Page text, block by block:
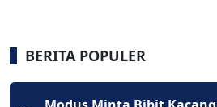
BERITA POPULER